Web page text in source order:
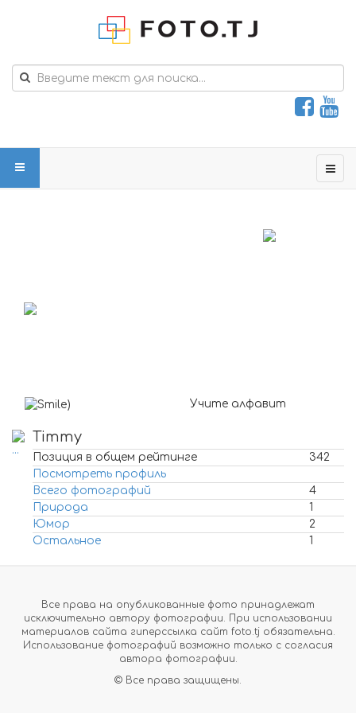
) Учите алфавит
Timmy
Позиция в общем рейтинге
342
Посмотреть профиль
Всего фотографий
4
Природа
1
Юмор
2
Остальное
1
Все права на опубликованные фото принадлежат
исключительно автору фотографии. При использовании
материалов сайта гиперссылка сайт foto.tj обязательна.
Использование фотографий возможно только с согласия
автора фотографии.
© Все права защищены.